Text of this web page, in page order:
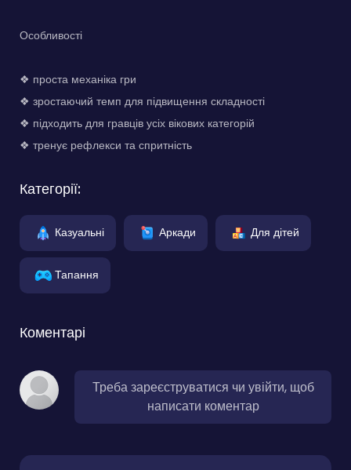
Особливості
❖ проста механіка гри
❖ зростаючий темп для підвищення складності
❖ підходить для гравців усіх вікових категорій
❖ тренує рефлекси та спритність
Категорії:
Казуальні Аркади Для дітей
Тапання
Коментарі
Треба зареєструватися чи увійти, щоб
написати коментар